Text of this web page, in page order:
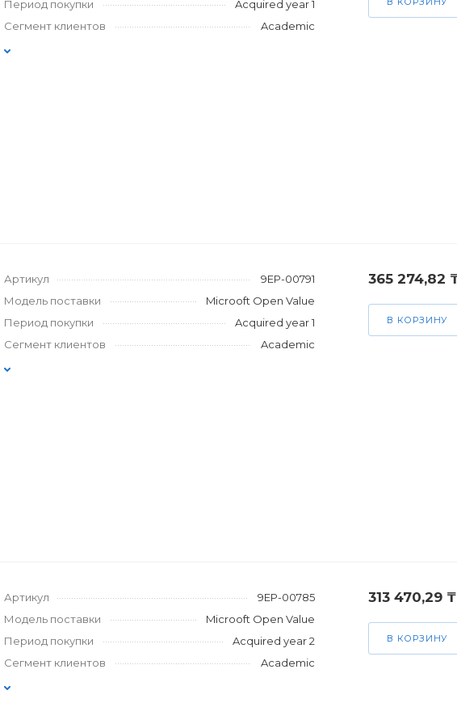
Период покупки
Acquired year 1
Сегмент клиентов
Academic
Артикул
9EP-00791
Модель поставки
Microoft Open Value
Период покупки
Acquired year 1
Сегмент клиентов
Academic
365 274,82
В КОРЗИНУ
Артикул
9EP-00785
Модель поставки
Microoft Open Value
Период покупки
Acquired year 2
Сегмент клиентов
Academic
313 470,29 ₸
В КОРЗИНУ